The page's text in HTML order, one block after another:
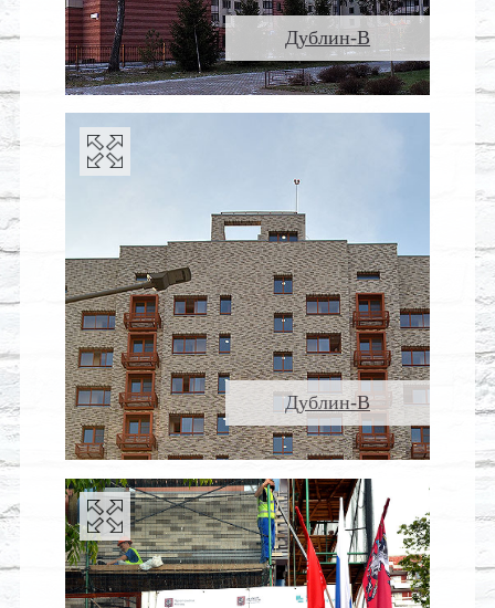
Дублин-В
Дублин-В